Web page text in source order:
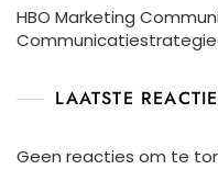
HBO Marketing
LAATSTE
Geen reacties om te